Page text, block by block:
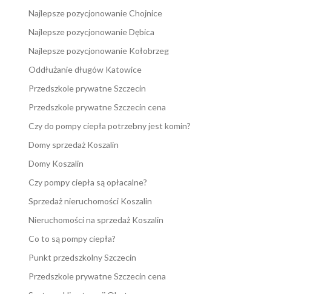
Najlepsze pozycjonowanie Chojnice
Najlepsze pozycjonowanie Dębica
Najlepsze pozycjonowanie Kołobrzeg
Oddłużanie długów Katowice
Przedszkole prywatne Szczecin
Przedszkole prywatne Szczecin cena
Czy do pompy ciepła potrzebny jest komin?
Domy sprzedaż Koszalin
Domy Koszalin
Czy pompy ciepła są opłacalne?
Sprzedaż nieruchomości Koszalin
Nieruchomości na sprzedaż Koszalin
Co to są pompy ciepła?
Punkt przedszkolny Szczecin
Przedszkole prywatne Szczecin cena